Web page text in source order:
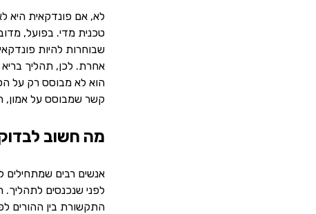
לא, אם פונדקאית היא
טכנית מדי. בפועל,
שבוחרות להיות
אחרת. לכן, תהליך בריא
הוא לא מבוסס רק על
קשר שמבוסס על אמון,
מה חשוב
אנשים רבים שמתחילים
לפני שנכנסים
התקשורת בין ההורים